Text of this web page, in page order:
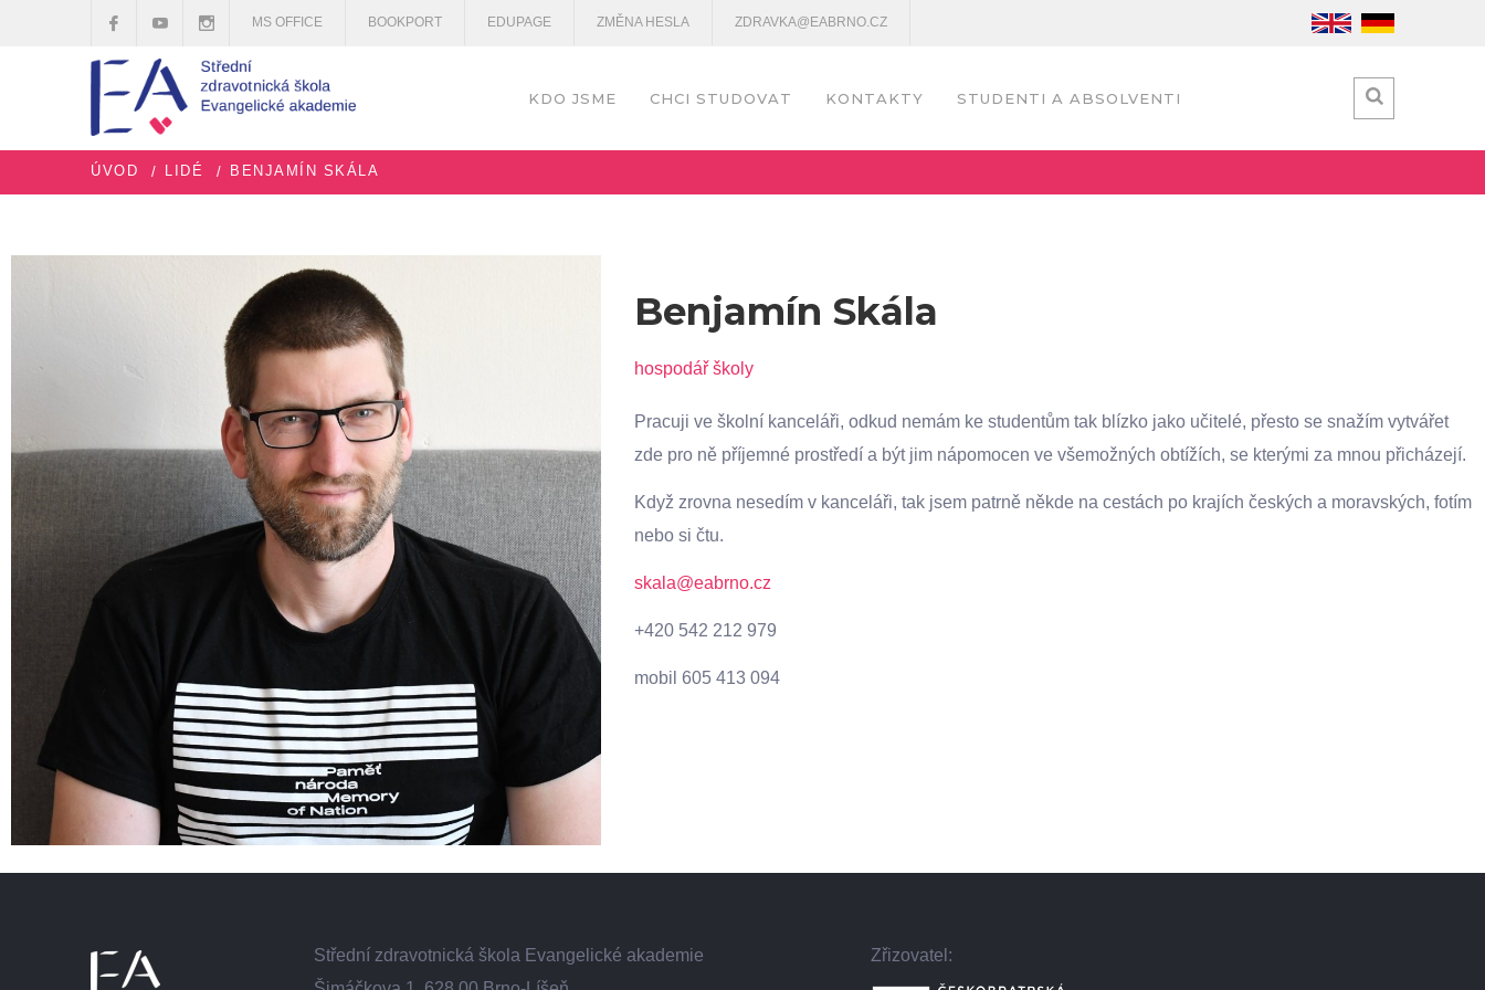
MS OFFICE BOOKPORT EDUPAGE ZMĚNA HESLA ZDRAVKA@EABRNO.CZ
KDO JSME CHCI STUDOVAT KONTAKTY STUDENTI A ABSOLVENTI
ÚVOD LIDÉ BENJAMÍN SKÁLA
Benjamín Skála
hospodář školy
Pracuji ve školní kanceláři, odkud nemám ke studentům tak blízko jako učitelé, přesto se snažím vytvářet
zde pro ně příjemné prostředí a být jim nápomocen ve všemožných obtížích, se kterými za mnou přicházejí.
Když zrovna nesedím v kanceláři, tak jsem patrně někde na cestách po krajích českých a moravských, fotím
nebo si čtu.
skala@eabrno.cz
+420 542 212 979
mobil 605 413 094
Střední zdravotnická škola Evangelické akademie
Zřizovatel: